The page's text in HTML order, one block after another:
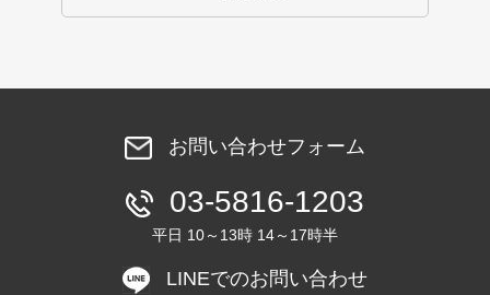
お問い合わせフォーム
03-5816-1203
平日 10～13時 14～17時半
LINEでのお問い合わせ